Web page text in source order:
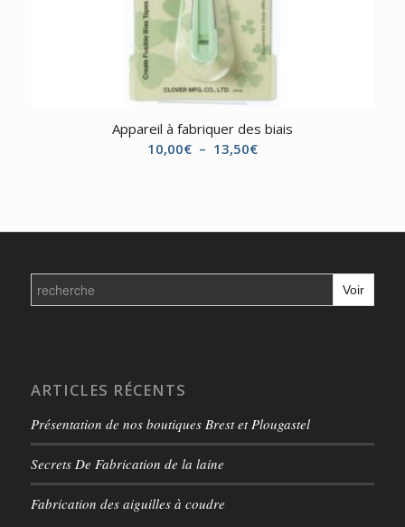
Appareil à fabriquer des biais
10,00€ – 13,50€Plage
à
Search
for:
ARTICLES RÉCENTS
Présentation de nos boutiques Brest et Plougastel
Secrets De Fabrication de la laine
Fabrication des aiguilles à coudre